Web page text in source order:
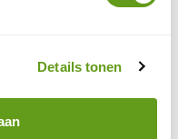
Details tonen
ze meestal aan het
prima maand dus